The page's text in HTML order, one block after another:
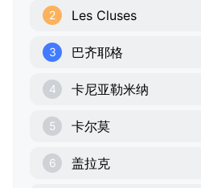
2 Les Cluses
3 巴齐耶格
4 卡尼亚勒米纳
5 卡尔莫
6 盖拉克